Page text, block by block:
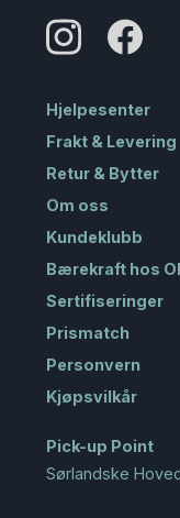
Hjelpesenter
Frakt & Levering
Retur & Bytter
Om oss
Kundeklubb
Bærekraft hos
Sertifiseringer
Prismatch
Personvern
Kjøpsvilkår
Pick-up Point
Sørlandske